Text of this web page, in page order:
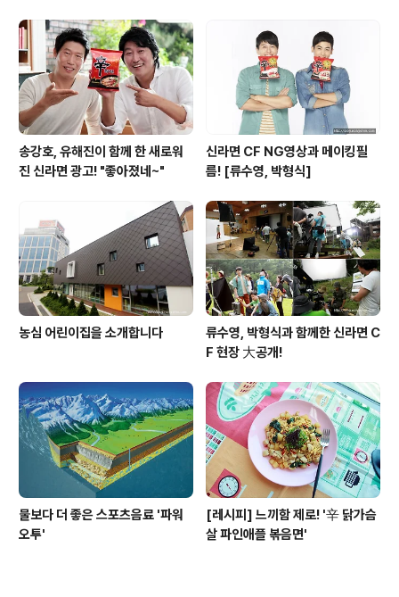
송강호, 유해진이 함께 한 새로워
진 신라면 광고! "좋아졌네~"
신라면 CF NG영상과 메이킹필
름! [류수영, 박형식]
농심 어린이집을 소개합니다
류수영, 박형식과 함께한 신라면 C
F 현장 大공개!
물보다 더 좋은 스포츠음료 '파워
오투'
[레시피] 느끼함 제로! '辛 닭가슴
살 파인애플 볶음면'